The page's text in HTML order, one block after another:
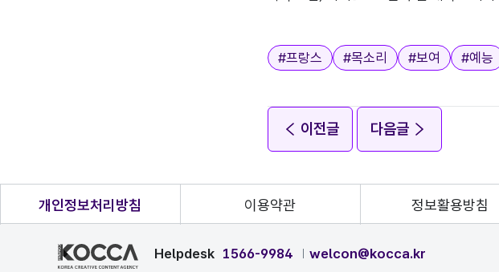
태그
#프랑스 #목소리 #보여 #예능
이전글 다음글
개인정보처리방침 이용약관 정보활용방침
Helpdesk 1566-9984 welcon@kocca.kr